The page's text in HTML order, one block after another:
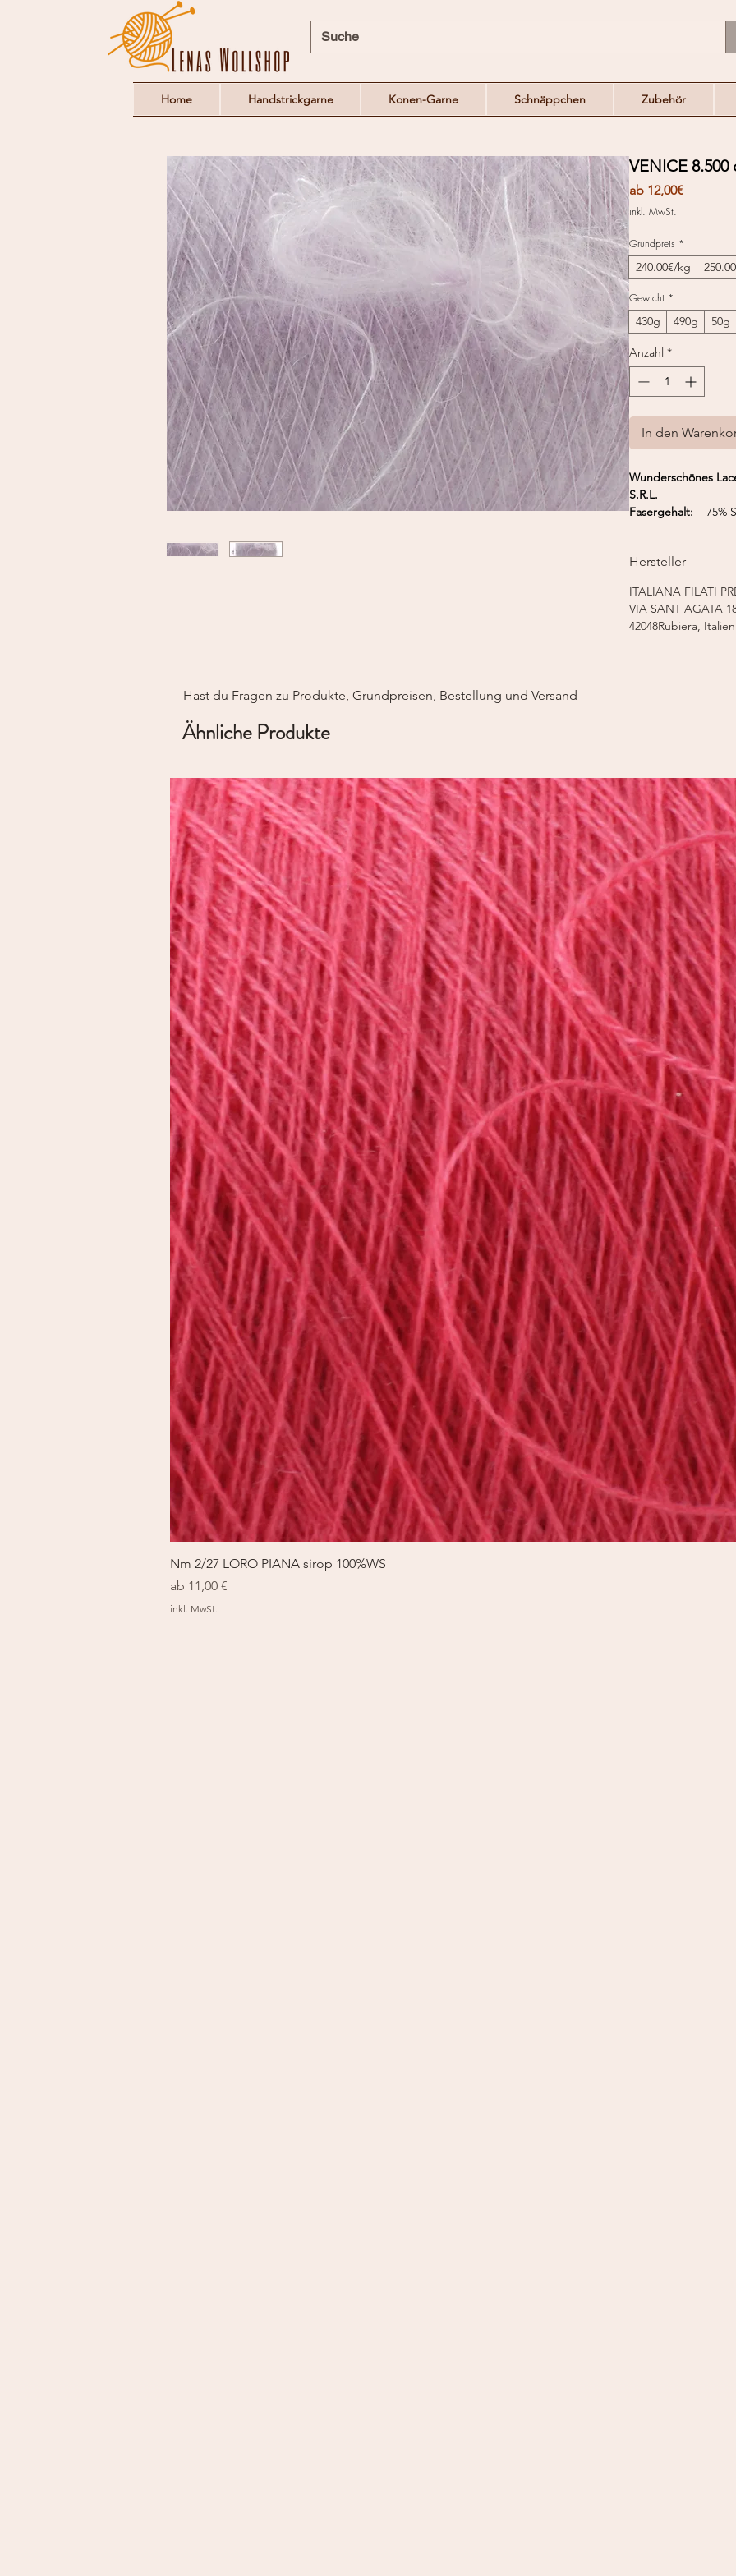
Home Handstrickgarne Konen-Garne Schnäppchen Zubehör
VENICE 8.500
ab 12,00€Sale-
inkl. MwSt.
Grundpreis *
240.00€/kg
Gewicht *
430g 490g 50g
Anzahl *
In den
Wunderschönes
S.R.L.
Fasergehalt:
75%
Strickmaschine:
Hersteller
ITALIANA FILATI
VIA SANT AGATA
42048Rubiera, Italien
Hast du Fragen zu Produkte, Grundpreisen, Bestellung und Versand
Ähnliche Produkte
Nm 2/27 LORO PIANA sirop 100%WS
ab 11,00 €
Sale-Preis
inkl. MwSt.